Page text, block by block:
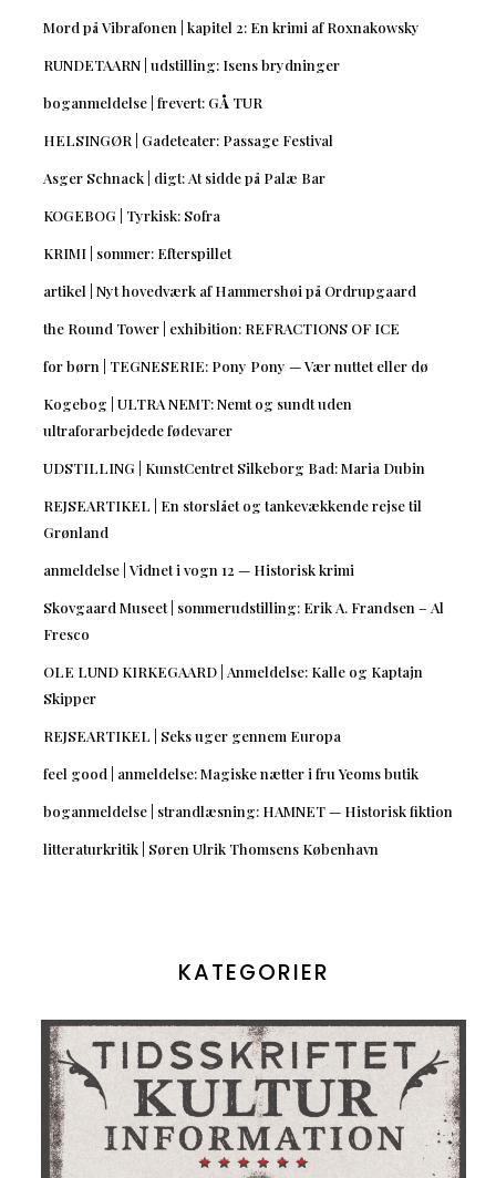
Mord på Vibrafonen | kapitel 2: En krimi af Roxnakowsky
RUNDETAARN | udstilling: Isens brydninger
boganmeldelse | frevert: GÅ TUR
HELSINGØR | Gadeteater: Passage Festival
Asger Schnack | digt: At sidde på Palæ Bar
KOGEBOG | Tyrkisk: Sofra
KRIMI | sommer: Efterspillet
artikel | Nyt hovedværk af Hammershøi på Ordrupgaard
the Round Tower | exhibition: REFRACTIONS OF ICE
for børn | TEGNESERIE: Pony Pony — Vær nuttet eller dø
Kogebog | ULTRA NEMT: Nemt og sundt uden
ultraforarbejdede fødevarer
UDSTILLING | KunstCentret Silkeborg Bad: Maria Dubin
REJSEARTIKEL | En storslået og tankevækkende rejse til
Grønland
anmeldelse | Vidnet i vogn 12 — Historisk krimi
Skovgaard Museet | sommerudstilling: Erik A. Frandsen – Al
Fresco
OLE LUND KIRKEGAARD | Anmeldelse: Kalle og Kaptajn
Skipper
REJSEARTIKEL | Seks uger gennem Europa
feel good | anmeldelse: Magiske nætter i fru Yeoms butik
boganmeldelse | strandlæsning: HAMNET — Historisk fiktion
litteraturkritik | Søren Ulrik Thomsens København
KATEGORIER